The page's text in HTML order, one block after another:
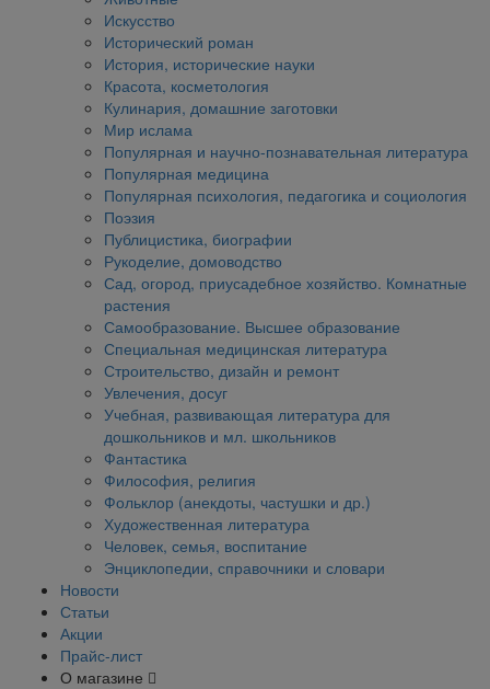
Искусство
Исторический роман
История, исторические науки
Красота, косметология
Кулинария, домашние заготовки
Мир ислама
Популярная и научно-познавательная литература
Популярная медицина
Популярная психология, педагогика и социология
Поэзия
Публицистика, биографии
Рукоделие, домоводство
Сад, огород, приусадебное хозяйство. Комнатные
растения
Самообразование. Высшее образование
Специальная медицинская литература
Строительство, дизайн и ремонт
Увлечения, досуг
Учебная, развивающая литература для
дошкольников и мл. школьников
Фантастика
Философия, религия
Фольклор (анекдоты, частушки и др.)
Художественная литература
Человек, семья, воспитание
Энциклопедии, справочники и словари
Новости
Статьи
Акции
Прайс-лист
О магазине